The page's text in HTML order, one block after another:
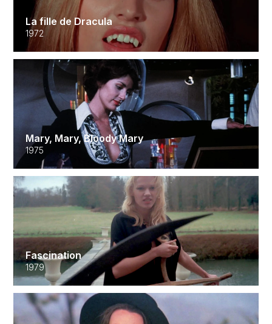
La fille de Dracula
1972
Mary, Mary, Bloody Mary
1975
Fascination
1979